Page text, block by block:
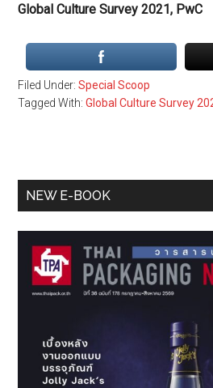
Global Culture Survey 2021, PwC
Filed Under:Special Scoop
Tagged With:Global Culture Survey
Primary
NEW E-BOOK